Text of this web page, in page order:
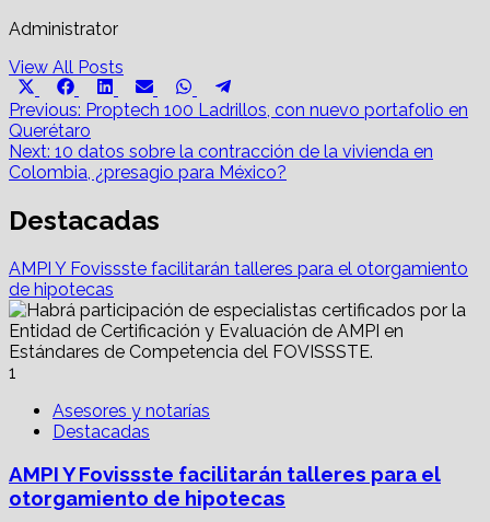
Administrator
View All Posts
Share
on
(Twitter)
Share
on
Facebook
Share
on
LinkedIn
Share
on
Email
Share
on
WhatsApp
on
Post
navigation
Previous: Proptech 100 Ladrillos, con nuevo portafolio en
Querétaro
Next: 10 datos sobre la contracción de la vivienda en
Colombia, ¿presagio para México?
Destacadas
AMPI Y Fovissste facilitarán talleres para el otorgamiento
de hipotecas
1
Asesores y notarías
Destacadas
AMPI Y Fovissste facilitarán talleres para el
otorgamiento de hipotecas